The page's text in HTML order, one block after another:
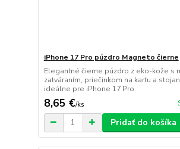
iPhone 17 Pro púzdro Magneto čierne
Elegantné čierne púzdro z eko-kože s
zatváraním, priečinkom na kartu a
ideálne pre iPhone 17 Pro.
8,65 €/ks
Pridať do košíka